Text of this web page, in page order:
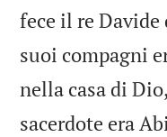
fece il re
suoi compagni
nella casa di
sacerdote era